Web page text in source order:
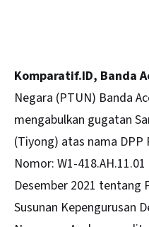
Komparatif.ID, Banda
Negara (PTUN) Banda
mengabulkan gugatan
(Tiyong) atas nama DPP
Nomor: W1-
Desember 2021 tentang
Susunan Kepengurusan